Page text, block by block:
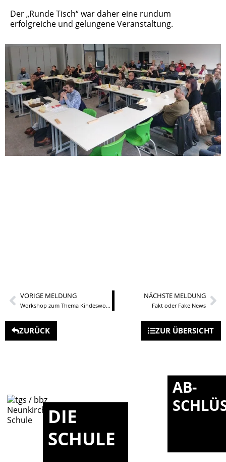
Der „Runde Tisch“ war daher eine rundum
erfolgreiche und gelungene Veranstaltung.
VORIGE MELDUNG
Workshop zum Thema Kindeswohl und Kindeswohlgefährdung für angehende ErzieherInnen
NÄCHSTE MELDUNG
Fakt oder Fake News
ZURÜCK ZUR ÜBERSICHT
DIE
SCHULE
AB-